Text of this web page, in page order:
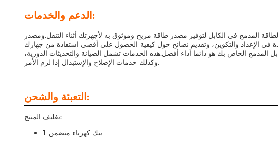
الدعم والخدمات:
الخاص بك هو دائما أداء أفضل.هذه الخدمات تشمل الصيانة والتحديثات الدورية،
وكذلك خدمات الإصلاح والإستبدال إذا لزم الأمر.
التعبئة والشحن:
تغليف المنتج:
1 بنك كهرباء متضمن